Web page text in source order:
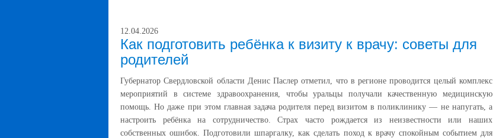
12.04.2026
Как подготовить ребёнка к визиту к врачу: советы для
родителей
Губернатор Свердловской области Денис Паслер отметил, что в регионе проводится целый комплекс
мероприятий в системе здравоохранения, чтобы уральцы получали качественную медицинскую
помощь. Но даже при этом главная задача родителя перед визитом в поликлинику — не напугать, а
настроить ребёнка на сотрудничество. Страх часто рождается из неизвестности или наших
собственных ошибок. Подготовили шпаргалку, как сделать поход к врачу спокойным событием для